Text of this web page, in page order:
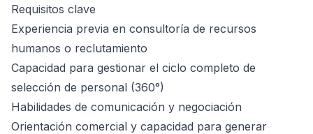
Requisitos clave
Experiencia previa en consultoría de recursos
humanos o reclutamiento
Capacidad para gestionar el ciclo completo de
selección de personal (360°)
Habilidades de comunicación y negociación
Orientación comercial y capacidad para generar